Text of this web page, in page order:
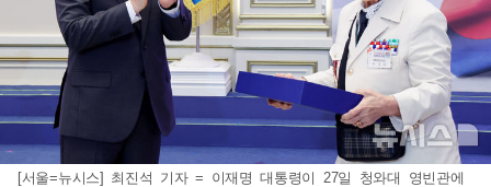
[서울=뉴시스] 최진석 기자 = 이재명 대통령이 27일 청와대 영빈관에